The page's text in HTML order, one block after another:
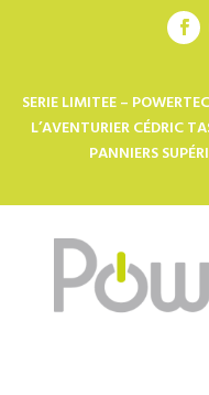
SERIE LIMITEE –
L’AVENTURIER CÉDRIC
PANNIERS